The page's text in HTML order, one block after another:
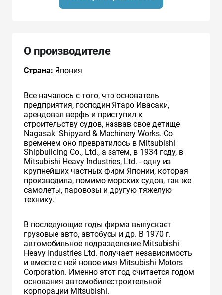
О производителе
Страна: Япония
Все началось с того, что основатель
предприятия, господин Ятаро Ивасаки,
арендовал верфь и приступил к
строительству судов, назвав свое детище
Nagasaki Shipyard & Machinery Works. Со
временем оно превратилось в Mitsubishi
Shipbuilding Co., Ltd., а затем, в 1934 году, в
Mitsubishi Heavy Industries, Ltd. - одну из
крупнейших частных фирм Японии, которая
производила, помимо морских судов, так же
самолеты, паровозы и другую тяжелую
технику.
В последующие годы фирма выпускает
грузовые авто, автобусы и др. В 1970 г.
автомобильное подразделение Mitsubishi
Heavy Industries Ltd. получает независимость
и вместе с ней новое имя Mitsubishi Motors
Corporation. Именно этот год считается годом
основания автомобилестроительной
корпорации Mitsubishi.